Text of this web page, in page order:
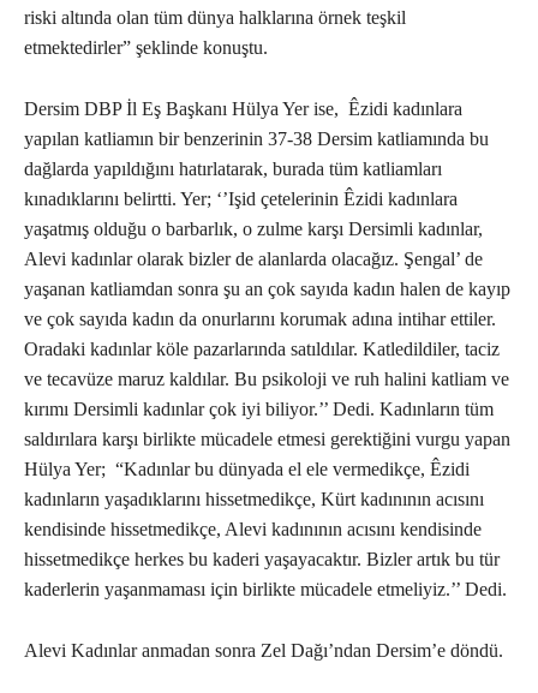
riski altında olan tüm dünya halklarına örnek teşkil
etmektedirler” şeklinde konuştu.
Dersim DBP İl Eş Başkanı Hülya Yer ise, Êzidi kadınlara
yapılan katliamın bir benzerinin 37-38 Dersim katliamında bu
dağlarda yapıldığını hatırlatarak, burada tüm katliamları
kınadıklarını belirtti. Yer; ‘’Işid çetelerinin Êzidi kadınlara
yaşatmış olduğu o barbarlık, o zulme karşı Dersimli kadınlar,
Alevi kadınlar olarak bizler de alanlarda olacağız. Şengal’ de
yaşanan katliamdan sonra şu an çok sayıda kadın halen de kayıp
ve çok sayıda kadın da onurlarını korumak adına intihar ettiler.
Oradaki kadınlar köle pazarlarında satıldılar. Katledildiler, taciz
ve tecavüze maruz kaldılar. Bu psikoloji ve ruh halini katliam ve
kırımı Dersimli kadınlar çok iyi biliyor.’’ Dedi. Kadınların tüm
saldırılara karşı birlikte mücadele etmesi gerektiğini vurgu yapan
Hülya Yer; “Kadınlar bu dünyada el ele vermedikçe, Êzidi
kadınların yaşadıklarını hissetmedikçe, Kürt kadınının acısını
kendisinde hissetmedikçe, Alevi kadınının acısını kendisinde
hissetmedikçe herkes bu kaderi yaşayacaktır. Bizler artık bu tür
kaderlerin yaşanmaması için birlikte mücadele etmeliyiz.’’ Dedi.
Alevi Kadınlar anmadan sonra Zel Dağı’ndan Dersim’e döndü.